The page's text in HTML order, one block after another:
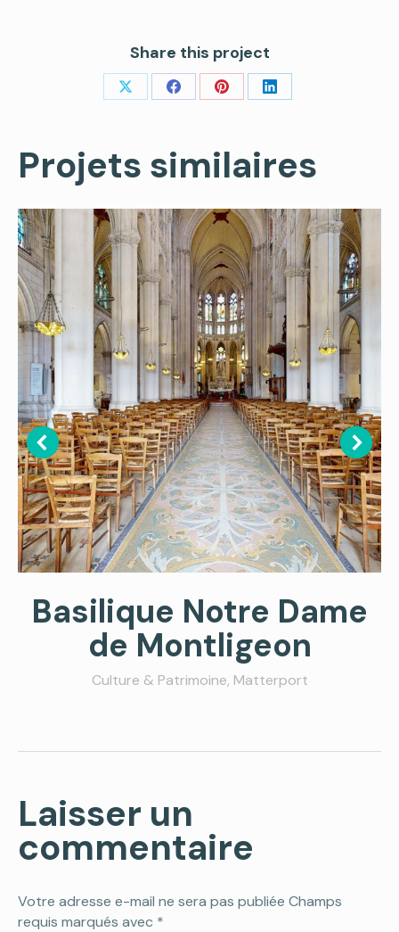
Share this project
Share Share
Facebook
Share
Pinterest
Share
Projets similaires
Basilique Notre Dame
de Montligeon
Culture & Patrimoine, Matterport
Laisser un
commentaire
Votre adresse e-mail ne sera pas publiée Champs
requis marqués avec *